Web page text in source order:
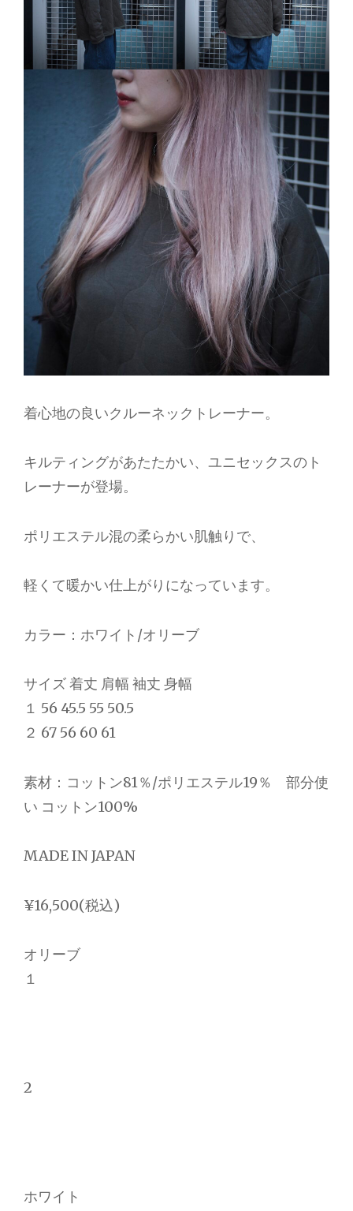
着心地の良いクルーネックトレーナー。
キルティングがあたたかい、ユニセックスのト
レーナーが登場。
ポリエステル混の柔らかい肌触りで、
軽くて暖かい仕上がりになっています。
カラー：ホワイト/オリーブ
サイズ 着丈 肩幅 袖丈 身幅
１ 56 45.5 55 50.5
２ 67 56 60 61
素材：コットン81％/ポリエステル19％ 部分使
い コットン100%
MADE IN JAPAN
¥16,500(税込)
オリーブ
１
2
ホワイト